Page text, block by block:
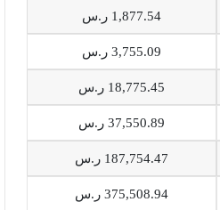
1,877.54 ر.س
3,755.09 ر.س
18,775.45 ر.س
37,550.89 ر.س
187,754.47 ر.س
375,508.94 ر.س